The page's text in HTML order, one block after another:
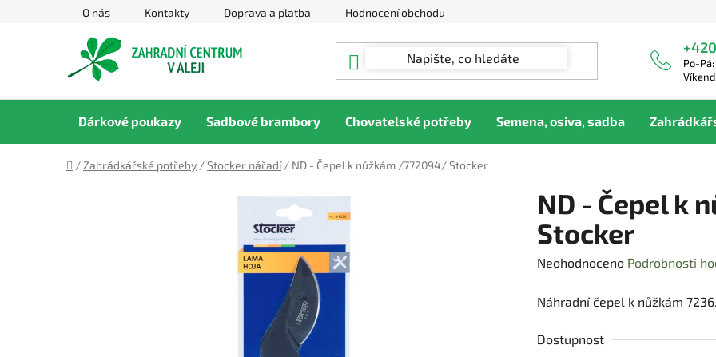
O nás Kontakty Doprava a platba Hodnocení obchodu
Po-
Dárkové poukazy Sadbové brambory Chovatelské potřeby Semena, osiva, sadba
Domů
/ Zahrádkářské potřeby /Stocker nářadí / ND - Čepel k nůžkám /772094/ Stocker
ND - Čepel k
Stocker
Průměrné
produktu
0,0
Neohodnoceno Podrobnosti
Náhradní čepel k nůžkám
Dostupnost